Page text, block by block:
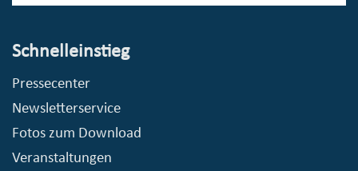
Schnelleinstieg
Pressecenter
Newsletterservice
Fotos zum Download
Veranstaltungen